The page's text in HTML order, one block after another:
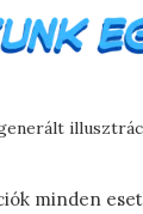
minden